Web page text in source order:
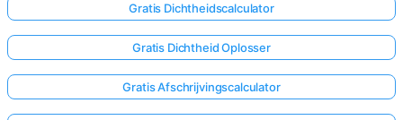
Gratis Dichtheidscalculator
Gratis Dichtheid Oplosser
Gratis Afschrijvingscalculator